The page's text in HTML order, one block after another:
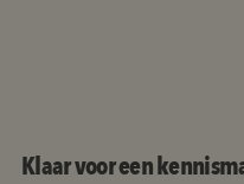
Klaar voor een